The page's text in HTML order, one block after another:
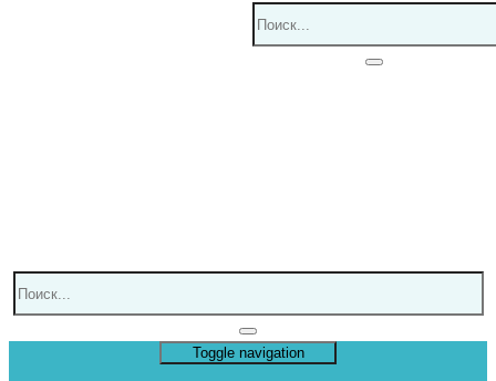
Toggle navigation